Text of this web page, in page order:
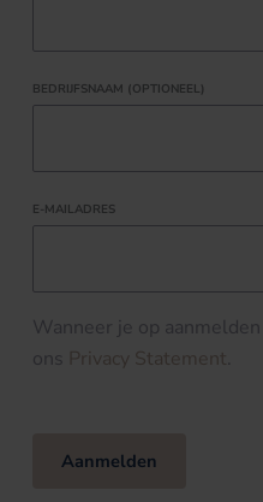
BEDRIJFSNAAM (OPTIONEEL)
E-MAILADRES
Wanneer je op
ons Privacy Statement.
Aanmelden